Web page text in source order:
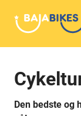
Den bedste og